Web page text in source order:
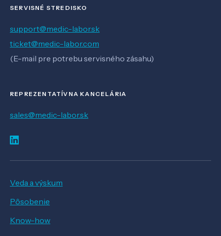
SERVISNÉ STREDISKO
support@medic-labor.sk
ticket@medic-labor.com
(E-mail pre potrebu servisného zásahu)
REPREZENTATÍVNA KANCELÁRIA
sales@medic-labor.sk
Veda a výskum
Pôsobenie
Know-how